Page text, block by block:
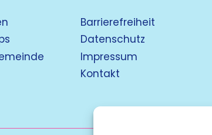
Barrierefreiheit
Datenschutz
Impressum
Kontakt